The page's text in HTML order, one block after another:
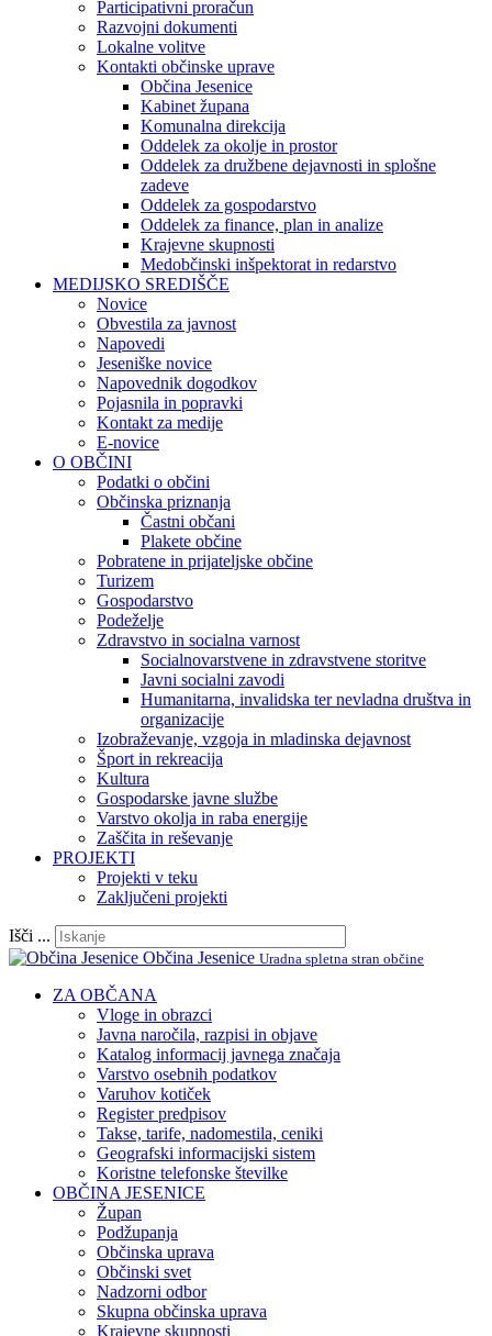
Participativni proračun
Razvojni dokumenti
Lokalne volitve
Kontakti občinske uprave
Občina Jesenice
Kabinet župana
Komunalna direkcija
Oddelek za okolje in prostor
Oddelek za družbene dejavnosti in splošne
zadeve
Oddelek za gospodarstvo
Oddelek za finance, plan in analize
Krajevne skupnosti
Medobčinski inšpektorat in redarstvo
MEDIJSKO SREDIŠČE
Novice
Obvestila za javnost
Napovedi
Jeseniške novice
Napovednik dogodkov
Pojasnila in popravki
Kontakt za medije
E-novice
O OBČINI
Podatki o občini
Občinska priznanja
Častni občani
Plakete občine
Pobratene in prijateljske občine
Turizem
Gospodarstvo
Podeželje
Zdravstvo in socialna varnost
Socialnovarstvene in zdravstvene storitve
Javni socialni zavodi
Humanitarna, invalidska ter nevladna društva in
organizacije
Izobraževanje, vzgoja in mladinska dejavnost
Šport in rekreacija
Kultura
Gospodarske javne službe
Varstvo okolja in raba energije
Zaščita in reševanje
PROJEKTI
Projekti v teku
Zaključeni projekti
Išči ...
Občina Jesenice Uradna spletna stran občine
ZA OBČANA
Vloge in obrazci
Javna naročila, razpisi in objave
Katalog informacij javnega značaja
Varstvo osebnih podatkov
Varuhov kotiček
Register predpisov
Takse, tarife, nadomestila, ceniki
Geografski informacijski sistem
Koristne telefonske številke
OBČINA JESENICE
Župan
Podžupanja
Občinska uprava
Občinski svet
Nadzorni odbor
Skupna občinska uprava
Krajevne skupnosti